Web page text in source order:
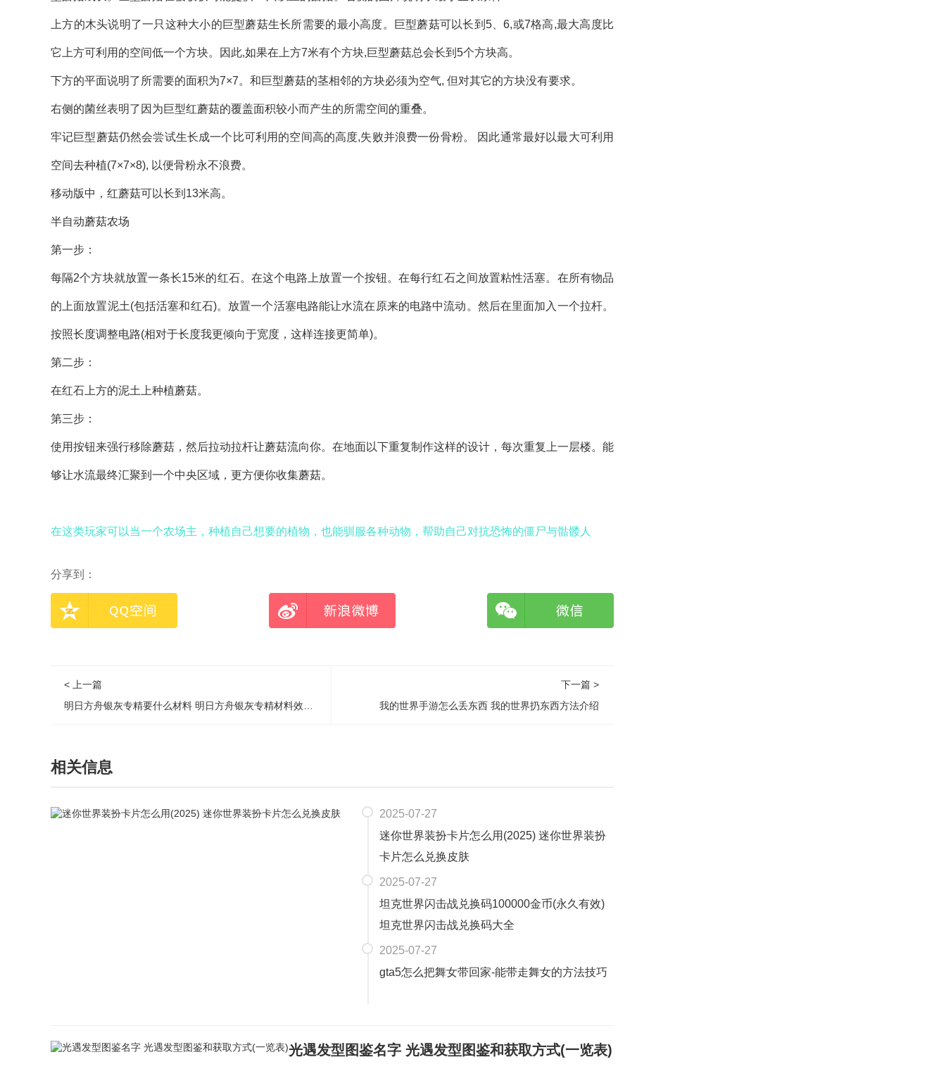
上方的木头说明了一只这种大小的巨型蘑菇生长所需要的最小高度。巨型蘑菇可以长到5、6,或7格高,最大高度比
它上方可利用的空间低一个方块。因此,如果在上方7米有个方块,巨型蘑菇总会长到5个方块高。
下方的平面说明了所需要的面积为7×7。和巨型蘑菇的茎相邻的方块必须为空气, 但对其它的方块没有要求。
右侧的菌丝表明了因为巨型红蘑菇的覆盖面积较小而产生的所需空间的重叠。
牢记巨型蘑菇仍然会尝试生长成一个比可利用的空间高的高度,失败并浪费一份骨粉。 因此通常最好以最大可利用
空间去种植(7×7×8), 以便骨粉永不浪费。
移动版中，红蘑菇可以长到13米高。
半自动蘑菇农场
第一步：
每隔2个方块就放置一条长15米的红石。在这个电路上放置一个按钮。在每行红石之间放置粘性活塞。在所有物品
的上面放置泥土(包括活塞和红石)。放置一个活塞电路能让水流在原来的电路中流动。然后在里面加入一个拉杆。
按照长度调整电路(相对于长度我更倾向于宽度，这样连接更简单)。
第二步：
在红石上方的泥土上种植蘑菇。
第三步：
使用按钮来强行移除蘑菇，然后拉动拉杆让蘑菇流向你。在地面以下重复制作这样的设计，每次重复上一层楼。能
够让水流最终汇聚到一个中央区域，更方便你收集蘑菇。
在这类玩家可以当一个农场主，种植自己想要的植物，也能驯服各种动物，帮助自己对抗恐怖的僵尸与骷髅人
分享到：
< 上一篇
下一篇 >
我的世界手游怎么丢东西 我的世界扔东西方法介绍
相关信息
2025-07-27
迷你世界装扮卡片怎么用(2025) 迷你世界装扮
卡片怎么兑换皮肤
2025-07-27
坦克世界闪击战兑换码100000金币(永久有效)
坦克世界闪击战兑换码大全
2025-07-27
gta5怎么把舞女带回家-能带走舞女的方法技巧
光遇发型图鉴名字 光遇发型图鉴和获取方式(一览表)